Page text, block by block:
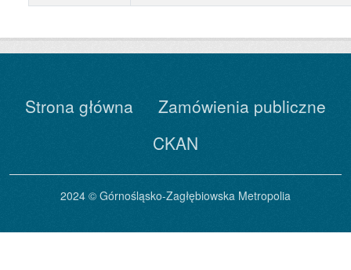
Strona główna
Zamówienia publiczne
CKAN
2024 © Górnośląsko-Zagłębiowska Metropolia